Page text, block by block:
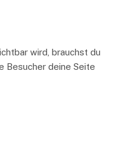
wird, brauchst du
Besucher deine Seite